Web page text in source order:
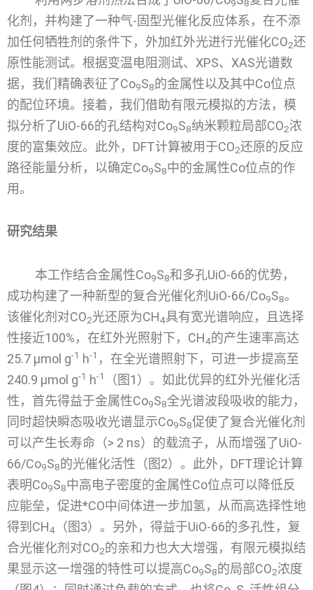
9 8
化剂，并构建了一种气-固型光催化反应体系，在不添
加任何牺牲剂的条件下，外加红外光进行光催化CO2还
原性能测试。根据变温电阻测试、XPS、XAS光谱数
据，我们精确表征了Co9S8的金属性以及其中Co位点
的配位环境。接着，我们借助有限元模拟的方法，模
拟分析了UiO-66的孔结构对Co9S8纳米颗粒局部CO2浓
度的富集效应。此外，DFT计算被用于CO2还原的反应
路径能量分析，以确定Co9S8中的金属性Co位点的作
用。
研究结果
本工作结合金属性Co9S8和多孔UiO-66的优势，
成功构建了一种新型的复合光催化剂UiO-66/Co9S8。
该催化剂对CO2光还原为CH4具有宽光谱响应，且选择
性接近100%，在红外光照射下，CH4的产生速率高达
25.7 μmol g-1 h-1 ，在全光谱照射下，可进一步提高至
240.9 μmol g-1 h-1
（图1）。如此优异的红外光催化活
性，首先得益于金属性Co9S8全光谱波段吸收的能力，
同时超快瞬态吸收光谱显示Co9S8促使了复合光催化剂
可以产生长寿命（> 2 ns）的载流子，从而增强了UiO-
66/Co9S8的光催化活性（图2）。此外，DFT理论计算
表明Co9S8中高电子密度的金属性Co位点可以降低反
应能垒，促进*CO中间体进一步加氢，从而高选择性地
得到CH4
（图3）。另外，得益于UiO-66的多孔性，复
合光催化剂对CO2的亲和力也大大增强，有限元模拟结
果显示这一增强的特性可以提高Co9S8的局部CO2浓度